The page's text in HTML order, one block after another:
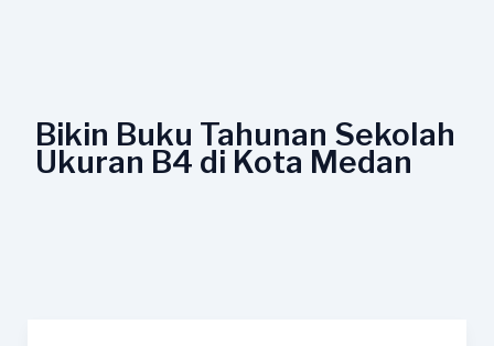
Bikin Buku Tahunan Sekolah
Ukuran B4 di Kota Medan